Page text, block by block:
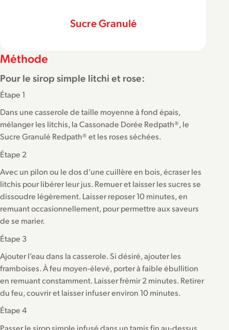
Sucre Granulé
Méthode
Pour le sirop simple litchi et rose:
Étape 1
Dans une casserole de taille moyenne à fond épais,
mélanger les litchis, la Cassonade Dorée Redpath®, le
Sucre Granulé Redpath® et les roses séchées.
Étape 2
Avec un pilon ou le dos d’une cuillère en bois, écraser les
litchis pour libérer leur jus. Remuer et laisser les sucres se
dissoudre légèrement. Laisser reposer 10 minutes, en
remuant occasionnellement, pour permettre aux saveurs
de se marier.
Étape 3
Ajouter l’eau dans la casserole. Si désiré, ajouter les
framboises. À feu moyen-élevé, porter à faible ébullition
en remuant constamment. Laisser frémir 2 minutes. Retirer
du feu, couvrir et laisser infuser environ 10 minutes.
Étape 4
Passer le sirop simple infusé dans un tamis fin au-dessus